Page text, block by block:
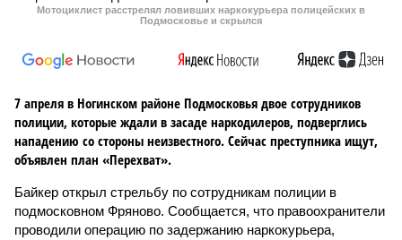
Мотоциклист расстрелял ловивших наркокурьера полицейских в
Подмосковье и скрылся
7 апреля в Ногинском районе Подмосковья двое сотрудников
полиции, которые ждали в засаде наркодилеров, подверглись
нападению со стороны неизвестного. Сейчас преступника ищут,
объявлен план «Перехват».
Байкер открыл стрельбу по сотрудникам полиции в
подмосковном Фряново. Сообщается, что правоохранители
проводили операцию по задержанию наркокурьера,